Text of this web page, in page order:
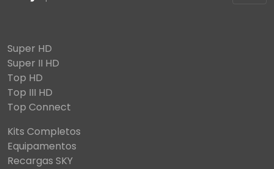
Super HD
Super II HD
Top HD
Top III HD
Top Connect
Kits Completos
Equipamentos
Recargas SKY